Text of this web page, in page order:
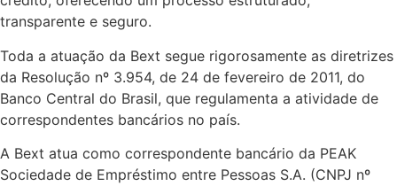
transparente e seguro.
Toda a atuação da Bext segue rigorosamente as diretrizes
da Resolução nº 3.954, de 24 de fevereiro de 2011, do
Banco Central do Brasil, que regulamenta a atividade de
correspondentes bancários no país.
A Bext atua como correspondente bancário da PEAK
Sociedade de Empréstimo entre Pessoas S.A. (CNPJ nº